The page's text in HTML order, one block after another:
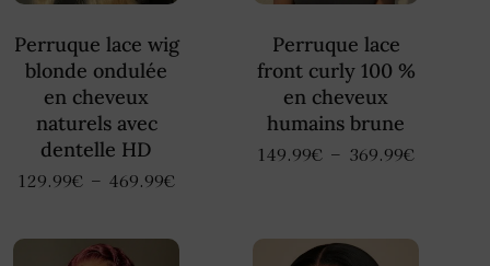
Perruque lace wig
blonde ondulée
en cheveux
naturels avec
dentelle HD
129.99€ – 469.99€
Perruque lace
front curly 100 %
en cheveux
humains brune
149.99€ – 369.99€